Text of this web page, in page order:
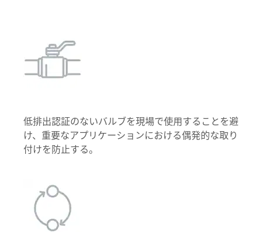
低排出認証のないバルブを現場で使用することを避
け、重要なアプリケーションにおける偶発的な取り
付けを防止する。